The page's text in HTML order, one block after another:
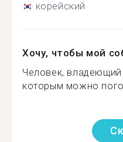
корейский
Хочу, чтобы мой
Человек,
которым можно